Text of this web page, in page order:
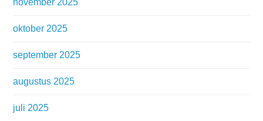
november 2025
oktober 2025
september 2025
augustus 2025
juli 2025